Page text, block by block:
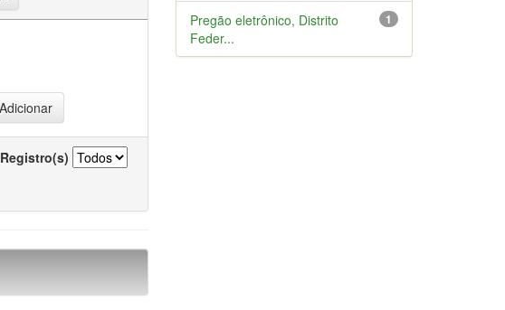
Registro(s)
1
Pregão eletrônico, Distrito
Feder...